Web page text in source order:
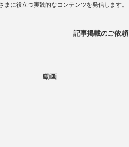
に役立つ実践的なコンテンツを発信します。
記事掲載のご依頼
動画